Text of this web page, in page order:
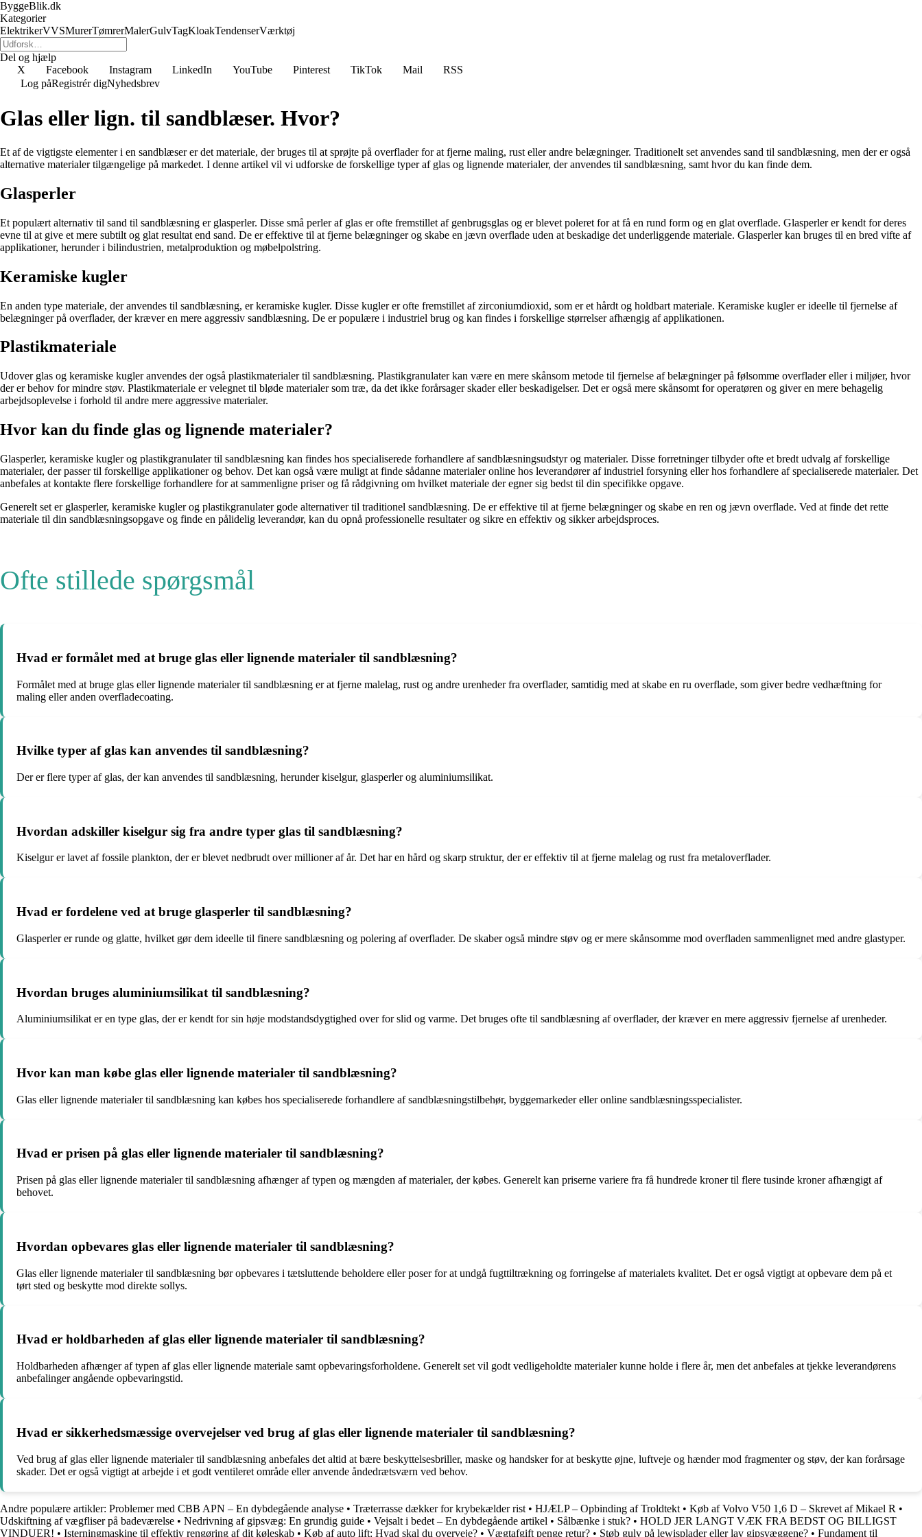
ByggeBlik.dk
Kategorier
ElektrikerVVSMurerTømrerMalerGulvTagKloakTendenserVærktøj
Del og hjælp
X
Facebook Instagram LinkedIn YouTube Pinterest TikTok Mail
RSS
Log påRegistrér digNyhedsbrev
Glas eller lign. til sandblæser. Hvor?
Et af de vigtigste elementer i en sandblæser er det materiale, der bruges til at sprøjte på overflader for at fjerne maling, rust eller andre belægninger. Traditionelt set anvendes sand til sandblæsning, men der er også
alternative materialer tilgængelige på markedet. I denne artikel vil vi udforske de forskellige typer af glas og lignende materialer, der anvendes til sandblæsning, samt hvor du kan finde dem.
Glasperler
Et populært alternativ til sand til sandblæsning er glasperler. Disse små perler af glas er ofte fremstillet af genbrugsglas og er blevet poleret for at få en rund form og en glat overflade. Glasperler er kendt for deres
evne til at give et mere subtilt og glat resultat end sand. De er effektive til at fjerne belægninger og skabe en jævn overflade uden at beskadige det underliggende materiale. Glasperler kan bruges til en bred vifte af
applikationer, herunder i bilindustrien, metalproduktion og møbelpolstring.
Keramiske kugler
En anden type materiale, der anvendes til sandblæsning, er keramiske kugler. Disse kugler er ofte fremstillet af zirconiumdioxid, som er et hårdt og holdbart materiale. Keramiske kugler er ideelle til fjernelse af
belægninger på overflader, der kræver en mere aggressiv sandblæsning. De er populære i industriel brug og kan findes i forskellige størrelser afhængig af applikationen.
Plastikmateriale
Udover glas og keramiske kugler anvendes der også plastikmaterialer til sandblæsning. Plastikgranulater kan være en mere skånsom metode til fjernelse af belægninger på følsomme overflader eller i miljøer, hvor
der er behov for mindre støv. Plastikmateriale er velegnet til bløde materialer som træ, da det ikke forårsager skader eller beskadigelser. Det er også mere skånsomt for operatøren og giver en mere behagelig
arbejdsoplevelse i forhold til andre mere aggressive materialer.
Hvor kan du finde glas og lignende materialer?
Glasperler, keramiske kugler og plastikgranulater til sandblæsning kan findes hos specialiserede forhandlere af sandblæsningsudstyr og materialer. Disse forretninger tilbyder ofte et bredt udvalg af forskellige
materialer, der passer til forskellige applikationer og behov. Det kan også være muligt at finde sådanne materialer online hos leverandører af industriel forsyning eller hos forhandlere af specialiserede materialer. Det
anbefales at kontakte flere forskellige forhandlere for at sammenligne priser og få rådgivning om hvilket materiale der egner sig bedst til din specifikke opgave.
Generelt set er glasperler, keramiske kugler og plastikgranulater gode alternativer til traditionel sandblæsning. De er effektive til at fjerne belægninger og skabe en ren og jævn overflade. Ved at finde det rette
materiale til din sandblæsningsopgave og finde en pålidelig leverandør, kan du opnå professionelle resultater og sikre en effektiv og sikker arbejdsproces.
Ofte stillede spørgsmål
Hvad er formålet med at bruge glas eller lignende materialer til sandblæsning?
Formålet med at bruge glas eller lignende materialer til sandblæsning er at fjerne malelag, rust og andre urenheder fra overflader, samtidig med at skabe en ru overflade, som giver bedre vedhæftning for
maling eller anden overfladecoating.
Hvilke typer af glas kan anvendes til sandblæsning?
Der er flere typer af glas, der kan anvendes til sandblæsning, herunder kiselgur, glasperler og aluminiumsilikat.
Hvordan adskiller kiselgur sig fra andre typer glas til sandblæsning?
Kiselgur er lavet af fossile plankton, der er blevet nedbrudt over millioner af år. Det har en hård og skarp struktur, der er effektiv til at fjerne malelag og rust fra metaloverflader.
Hvad er fordelene ved at bruge glasperler til sandblæsning?
Glasperler er runde og glatte, hvilket gør dem ideelle til finere sandblæsning og polering af overflader. De skaber også mindre støv og er mere skånsomme mod overfladen sammenlignet med andre glastyper.
Hvordan bruges aluminiumsilikat til sandblæsning?
Aluminiumsilikat er en type glas, der er kendt for sin høje modstandsdygtighed over for slid og varme. Det bruges ofte til sandblæsning af overflader, der kræver en mere aggressiv fjernelse af urenheder.
Hvor kan man købe glas eller lignende materialer til sandblæsning?
Glas eller lignende materialer til sandblæsning kan købes hos specialiserede forhandlere af sandblæsningstilbehør, byggemarkeder eller online sandblæsningsspecialister.
Hvad er prisen på glas eller lignende materialer til sandblæsning?
Prisen på glas eller lignende materialer til sandblæsning afhænger af typen og mængden af materialer, der købes. Generelt kan priserne variere fra få hundrede kroner til flere tusinde kroner afhængigt af
behovet.
Hvordan opbevares glas eller lignende materialer til sandblæsning?
Glas eller lignende materialer til sandblæsning bør opbevares i tætsluttende beholdere eller poser for at undgå fugttiltrækning og forringelse af materialets kvalitet. Det er også vigtigt at opbevare dem på et
tørt sted og beskytte mod direkte sollys.
Hvad er holdbarheden af glas eller lignende materialer til sandblæsning?
Holdbarheden afhænger af typen af glas eller lignende materiale samt opbevaringsforholdene. Generelt set vil godt vedligeholdte materialer kunne holde i flere år, men det anbefales at tjekke leverandørens
anbefalinger angående opbevaringstid.
Hvad er sikkerhedsmæssige overvejelser ved brug af glas eller lignende materialer til sandblæsning?
Ved brug af glas eller lignende materialer til sandblæsning anbefales det altid at bære beskyttelsesbriller, maske og handsker for at beskytte øjne, luftveje og hænder mod fragmenter og støv, der kan forårsage
skader. Det er også vigtigt at arbejde i et godt ventileret område eller anvende åndedrætsværn ved behov.
Andre populære artikler: Problemer med CBB APN – En dybdegående analyse • Træterrasse dækker for krybekælder rist • HJÆLP – Opbinding af Troldtekt • Køb af Volvo V50 1,6 D – Skrevet af Mikael R •
Udskiftning af vægfliser på badeværelse • Nedrivning af gipsvæg: En grundig guide • Vejsalt i bedet – En dybdegående artikel • Sålbænke i stuk? • HOLD JER LANGT VÆK FRA BEDST OG BILLIGST
VINDUER! • Isterningmaskine til effektiv rengøring af dit køleskab • Køb af auto lift: Hvad skal du overveje? • Vægtafgift penge retur? • Støb gulv på lewisplader eller lav gipsvæggene? • Fundament til